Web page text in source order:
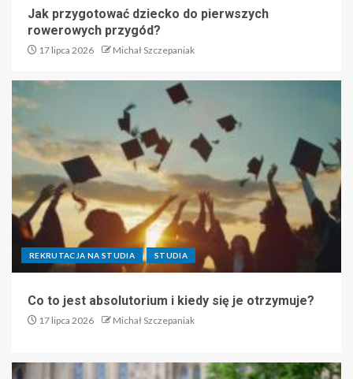
Jak przygotować dziecko do pierwszych
rowerowych przygód?
17 lipca 2026 Michał Szczepaniak
REKRUTACJA NA STUDIA STUDIA
Co to jest absolutorium i kiedy się je otrzymuje?
17 lipca 2026 Michał Szczepaniak